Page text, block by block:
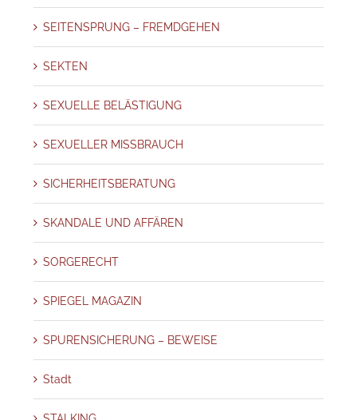
SEITENSPRUNG – FREMDGEHEN
SEKTEN
SEXUELLE BELÄSTIGUNG
SEXUELLER MISSBRAUCH
SICHERHEITSBERATUNG
SKANDALE UND AFFÄREN
SORGERECHT
SPIEGEL MAGAZIN
SPURENSICHERUNG – BEWEISE
Stadt